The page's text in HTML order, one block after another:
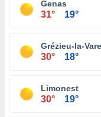
Genas
31° 19°
Grézieu-la-
30° 18°
Limonest
30° 19°